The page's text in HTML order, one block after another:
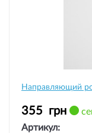
Направляющий
355 грн
Артикул: